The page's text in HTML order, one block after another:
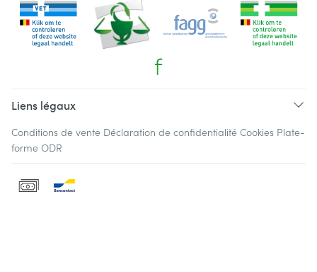
Liens légaux
Conditions de vente Déclaration de confidentialité Cookies Plate-
forme ODR